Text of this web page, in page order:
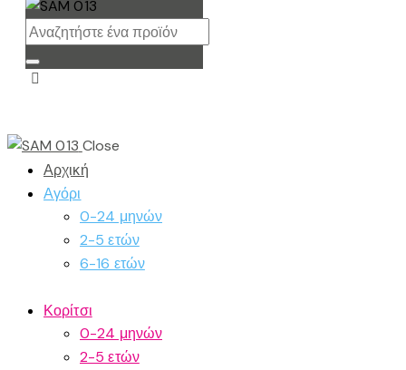
Close
Αρχική
Αγόρι
0-24 μηνών
2-5 ετών
6-16 ετών
Κορίτσι
0-24 μηνών
2-5 ετών